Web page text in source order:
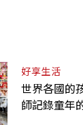
好享生活
世界各國的
師記錄童年